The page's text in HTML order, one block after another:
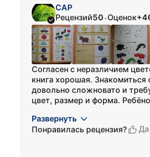
САР
Рецензий50•Оценок
Согласен с неразличием
книга хорошая.
довольно сложновато и
цвет, размер и форма.
Развернуть
Понравилась рецензия?
Да